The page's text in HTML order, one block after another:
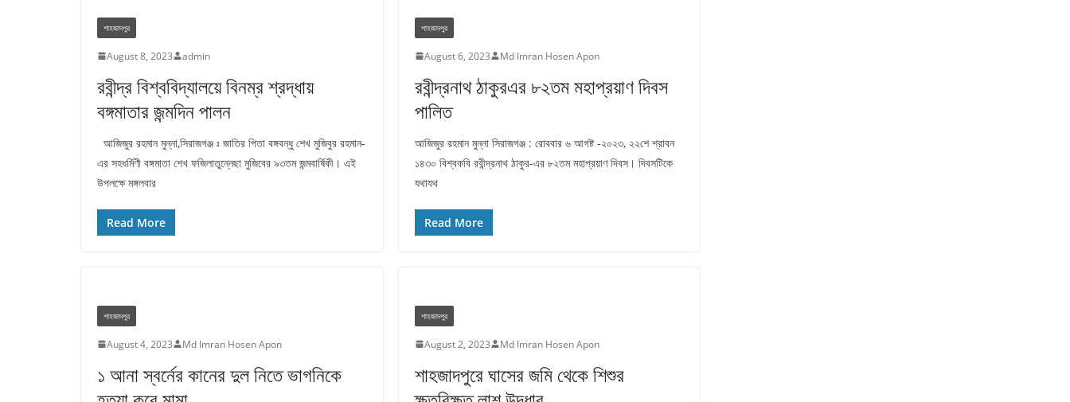
শাহজাদপুর
August 8, 2023 admin
রবীন্দ্র বিশ্ববিদ্যালয়ে বিনম্র শ্রদ্ধায়
বঙ্গমাতার জন্মদিন পালন
আজিজুর রহমান মুন্না,সিরাজগঞ্জ ঃ জাতির পিতা বঙ্গবন্ধু শেখ মুজিবুর রহমান-
এর সহধর্মিণী বঙ্গমাতা শেখ ফজিলাতুন্নেছা মুজিবের ৯৩তম জন্মবার্ষিকী। এই
উপলক্ষে মঙ্গলবার
Read More
শাহজাদপুর
August 6, 2023 Md Imran Hosen Apon
রবীন্দ্রনাথ ঠাকুরএর ৮২তম মহাপ্রয়াণ দিবস
পালিত
আজিজুর রহমান মুন্না সিরাজগঞ্জ : রোববার ৬ আগষ্ট -২০২৩, ২২শে শ্রাবন
১৪৩০ বিশ্বকবি রবীন্দ্রনাথ ঠাকুর-এর ৮২তম মহাপ্রয়াণ দিবস। দিবসটিকে
যথাযথ
Read More
শাহজাদপুর
August 4, 2023 Md Imran Hosen Apon
১ আনা স্বর্নের কানের দুল নিতে ভাগনিকে
শাহজাদপুর
August 2, 2023 Md Imran Hosen Apon
শাহজাদপুরে ঘাসের জমি থেকে শিশুর